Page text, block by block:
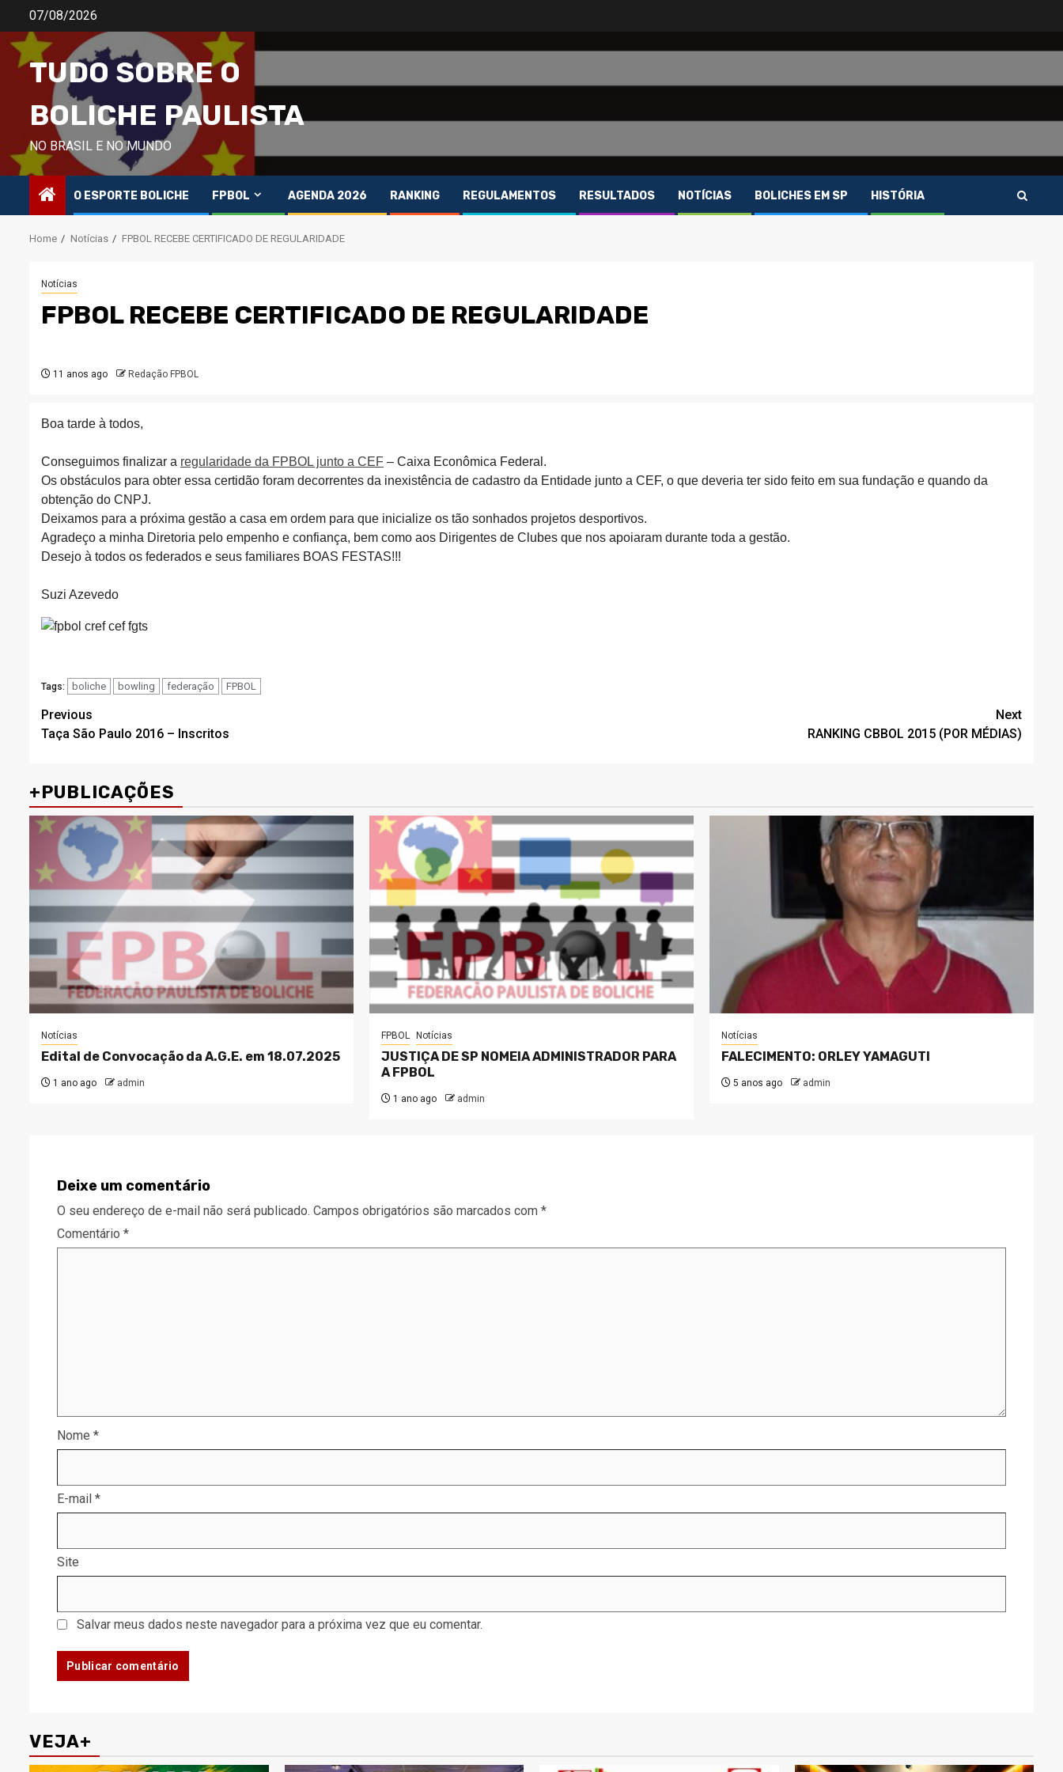
content
07/08/2026
TUDO SOBRE O
BOLICHE PAULISTA
NO BRASIL E NO MUNDO
O ESPORTE BOLICHE FPBOL AGENDA 2026 RANKING REGULAMENTOS RESULTADOS NOTÍCIAS BOLICHES EM SP HISTÓRIA
Home Notícias FPBOL RECEBE CERTIFICADO DE REGULARIDADE
Notícias
FPBOL RECEBE CERTIFICADO DE REGULARIDADE
11 anos ago Redação FPBOL
Boa tarde à todos,
Conseguimos finalizar a regularidade da FPBOL junto a CEF – Caixa Econômica Federal.
Os obstáculos para obter essa certidão foram decorrentes da inexistência de cadastro da Entidade junto a CEF, o que deveria ter sido feito em sua fundação e quando da
obtenção do CNPJ.
Deixamos para a próxima gestão a casa em ordem para que inicialize os tão sonhados projetos desportivos.
Agradeço a minha Diretoria pelo empenho e confiança, bem como aos Dirigentes de Clubes que nos apoiaram durante toda a gestão.
Desejo à todos os federados e seus familiares BOAS FESTAS!!!
Suzi Azevedo
Tags: boliche bowling federação FPBOL
Post
navigation
Previous
Taça São Paulo 2016 – Inscritos
Next
RANKING CBBOL 2015 (POR MÉDIAS)
+PUBLICAÇÕES
Notícias
Edital de Convocação da A.G.E. em 18.07.2025
1 ano ago admin
FPBOL Notícias
JUSTIÇA DE SP NOMEIA ADMINISTRADOR PARA
A FPBOL
1 ano ago admin
Notícias
FALECIMENTO: ORLEY YAMAGUTI
5 anos ago admin
Deixe um comentário
O seu endereço de e-mail não será publicado. Campos obrigatórios são marcados com *
Comentário *
Nome *
E-mail *
Site
Salvar meus dados neste navegador para a próxima vez que eu comentar.
VEJA+